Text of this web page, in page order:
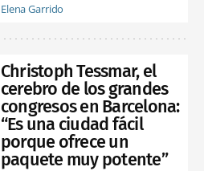
Elena Garrido
Christoph Tessmar, el
cerebro de los grandes
congresos en Barcelona:
“Es una ciudad fácil
porque ofrece un
paquete muy potente”